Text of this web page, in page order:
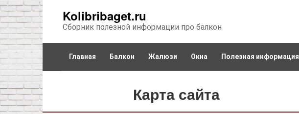
Перейти
к
контенту
Kolibribaget.ru
Сборник полезной информации про балкон
Главная Балкон Жалюзи Окна Полезная информация
Карта сайта